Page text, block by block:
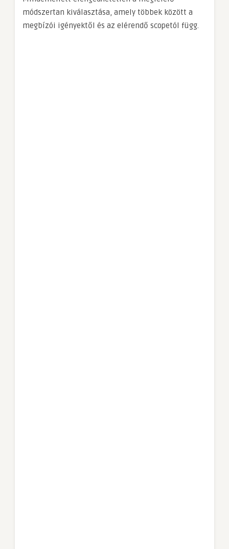
módszertan kiválasztása, amely többek között a
megbízói igényektől és az elérendő scopetól függ.